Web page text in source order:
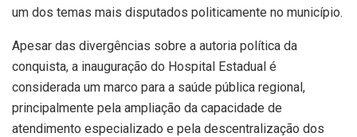
um dos temas mais disputados politicamente no município.
Apesar das divergências sobre a autoria política da
conquista, a inauguração do Hospital Estadual é
considerada um marco para a saúde pública regional,
principalmente pela ampliação da capacidade de
atendimento especializado e pela descentralização dos